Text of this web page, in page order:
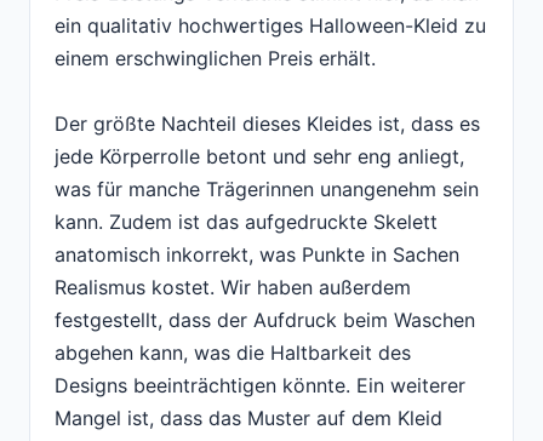
ein qualitativ hochwertiges Halloween-Kleid zu
einem erschwinglichen Preis erhält.
Der größte Nachteil dieses Kleides ist, dass es
jede Körperrolle betont und sehr eng anliegt,
was für manche Trägerinnen unangenehm sein
kann. Zudem ist das aufgedruckte Skelett
anatomisch inkorrekt, was Punkte in Sachen
Realismus kostet. Wir haben außerdem
festgestellt, dass der Aufdruck beim Waschen
abgehen kann, was die Haltbarkeit des
Designs beeinträchtigen könnte. Ein weiterer
Mangel ist, dass das Muster auf dem Kleid